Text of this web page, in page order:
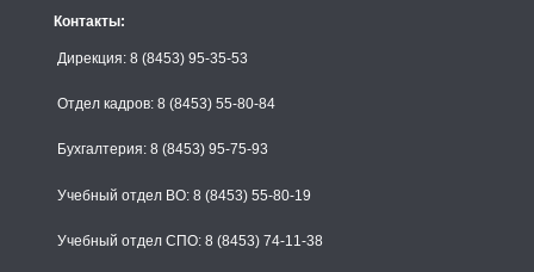
Контакты:
Дирекция: 8 (8453) 95-35-53
Отдел кадров: 8 (8453) 55-80-84
Бухгалтерия: 8 (8453) 95-75-93
Учебный отдел ВО: 8 (8453) 55-80-19
Учебный отдел СПО: 8 (8453) 74-11-38